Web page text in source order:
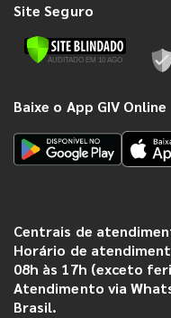
Site Seguro
Baixe o App GIV Online
Centrais de
Horário de
08h às 17h (exceto
Atendimento via
Brasil.